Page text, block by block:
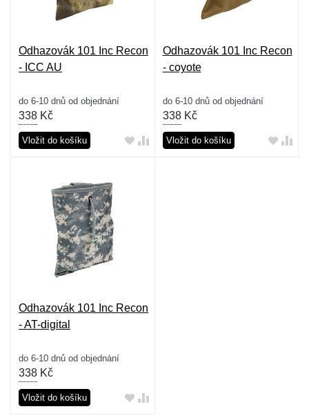
Odhazovák 101 Inc Recon
- ICC AU
do 6-10 dnů od objednání
338 Kč
Vložit do košíku
Odhazovák 101 Inc Recon
- coyote
do 6-10 dnů od objednání
338Kč
Vložit do košíku
Odhazovák 101 Inc Recon
- AT-digital
do 6-10 dnů od objednání
338 Kč
Vložit do košíku